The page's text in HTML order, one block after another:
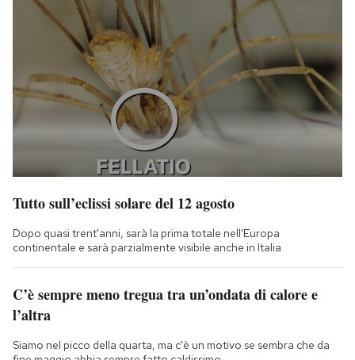
Tutto sull’eclissi solare del 12 agosto
Dopo quasi trent'anni, sarà la prima totale nell'Europa
continentale e sarà parzialmente visibile anche in Italia
C’è sempre meno tregua tra un’ondata di calore e
l’altra
Siamo nel picco della quarta, ma c'è un motivo se sembra che da